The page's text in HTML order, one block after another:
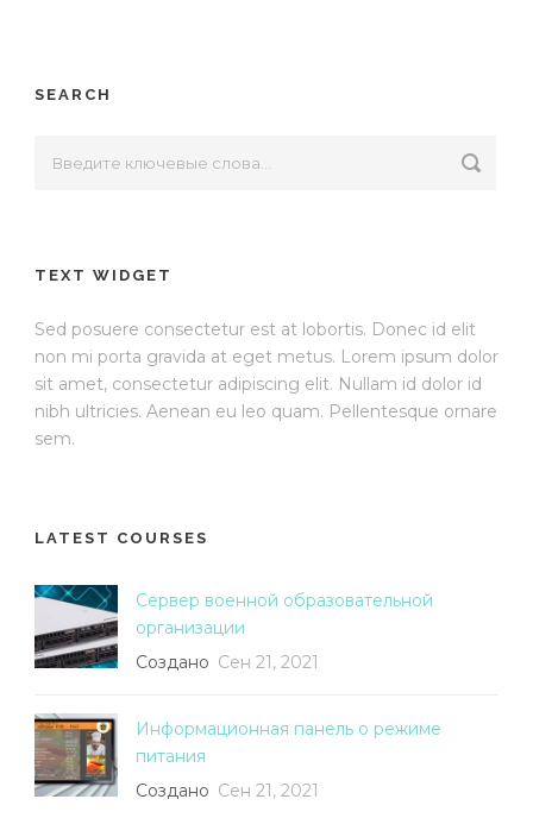
SEARCH
TEXT WIDGET
Sed posuere consectetur est at lobortis. Donec id elit
non mi porta gravida at eget metus. Lorem ipsum dolor
sit amet, consectetur adipiscing elit. Nullam id dolor id
nibh ultricies. Aenean eu leo quam. Pellentesque ornare
sem.
LATEST COURSES
Сервер военной образовательной
организации
Создано Сен 21, 2021
Информационная панель о режиме
питания
Создано Сен 21, 2021